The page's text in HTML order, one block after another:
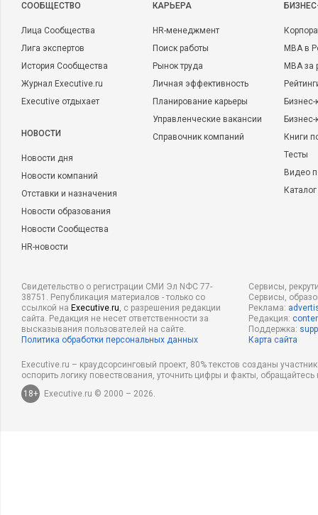
CООБЩЕСТВО
Лица Сообщества
Лига экспертов
История Сообщества
Журнал Executive.ru
Executive отдыхает
НОВОСТИ
Новости дня
Новости компаний
Отставки и назначения
Новости образования
Новости Сообщества
HR-новости
КАРЬЕРА
HR-менеджмент
Поиск работы
Рынок труда
Личная эффективность
Планирование карьеры
Управленческие вакансии
Справочник компаний
MBA в
MBA
Бизнес-
Книги
Тесты
Видео
Свидетельство о регистрации СМИ Эл NФС 77-
38751. Републикация материалов - только со
ссылкой на Executive.ru, с разрешения редакции
сайта. Редакция не несет ответственности за
высказывания пользователей на сайте.
Политика обработки персональных данных
Сервисы,
Сервисы,
Реклама:
Редакция:
Поддержка:
Карта сайта
Executive.ru – краудсорсинговый проект, 80% текстов созданы
оспорить логику повествования, уточнить цифры и факты,
18+
Executive.ru © 2000 – 2026.